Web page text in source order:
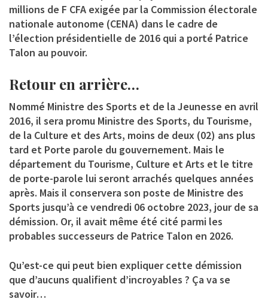
millions de F CFA exigée par la Commission électorale
nationale autonome (CENA) dans le cadre de
l’élection présidentielle de 2016 qui a porté Patrice
Talon au pouvoir.
Retour en arrière…
Nommé Ministre des Sports et de la Jeunesse en avril
2016, il sera promu Ministre des Sports, du Tourisme,
de la Culture et des Arts, moins de deux (02) ans plus
tard et Porte parole du gouvernement. Mais le
département du Tourisme, Culture et Arts et le titre
de porte-parole lui seront arrachés quelques années
après. Mais il conservera son poste de Ministre des
Sports jusqu’à ce vendredi 06 octobre 2023, jour de sa
démission. Or, il avait même été cité parmi les
probables successeurs de Patrice Talon en 2026.
Qu’est-ce qui peut bien expliquer cette démission
que d’aucuns qualifient d’incroyables ? Ça va se
savoir…